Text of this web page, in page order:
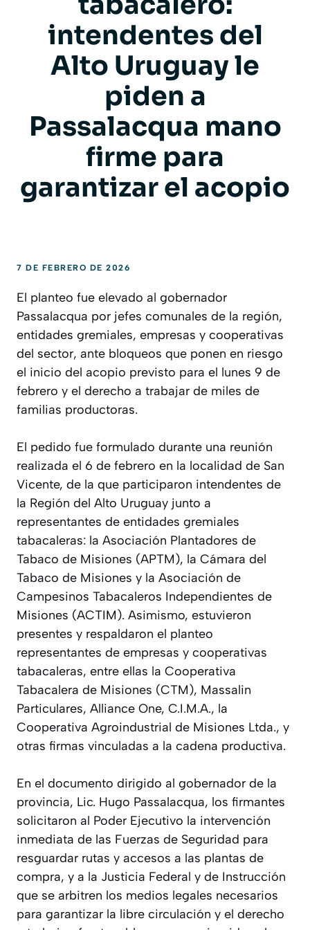
intendentes del
Alto Uruguay le
piden a
Passalacqua mano
firme para
garantizar el acopio
7 DE FEBRERO DE 2026
El planteo fue elevado al gobernador
Passalacqua por jefes comunales de la región,
entidades gremiales, empresas y cooperativas
del sector, ante bloqueos que ponen en riesgo
el inicio del acopio previsto para el lunes 9 de
febrero y el derecho a trabajar de miles de
familias productoras.
El pedido fue formulado durante una reunión
realizada el 6 de febrero en la localidad de San
Vicente, de la que participaron intendentes de
la Región del Alto Uruguay junto a
representantes de entidades gremiales
tabacaleras: la Asociación Plantadores de
Tabaco de Misiones (APTM), la Cámara del
Tabaco de Misiones y la Asociación de
Campesinos Tabacaleros Independientes de
Misiones (ACTIM). Asimismo, estuvieron
presentes y respaldaron el planteo
representantes de empresas y cooperativas
tabacaleras, entre ellas la Cooperativa
Tabacalera de Misiones (CTM), Massalin
Particulares, Alliance One, C.I.M.A., la
Cooperativa Agroindustrial de Misiones Ltda., y
otras firmas vinculadas a la cadena productiva.
En el documento dirigido al gobernador de la
provincia, Lic. Hugo Passalacqua, los firmantes
solicitaron al Poder Ejecutivo la intervención
inmediata de las Fuerzas de Seguridad para
resguardar rutas y accesos a las plantas de
compra, y a la Justicia Federal y de Instrucción
que se arbitren los medios legales necesarios
para garantizar la libre circulación y el derecho